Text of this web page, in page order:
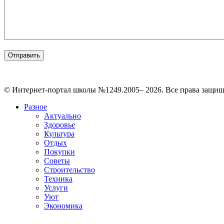
© Интернет-портал школы №1249.2005– 2026. Все права
Разное
Актуально
Здоровье
Культура
Отдых
Покупки
Советы
Строительство
Техника
Услуги
Уют
Экономика